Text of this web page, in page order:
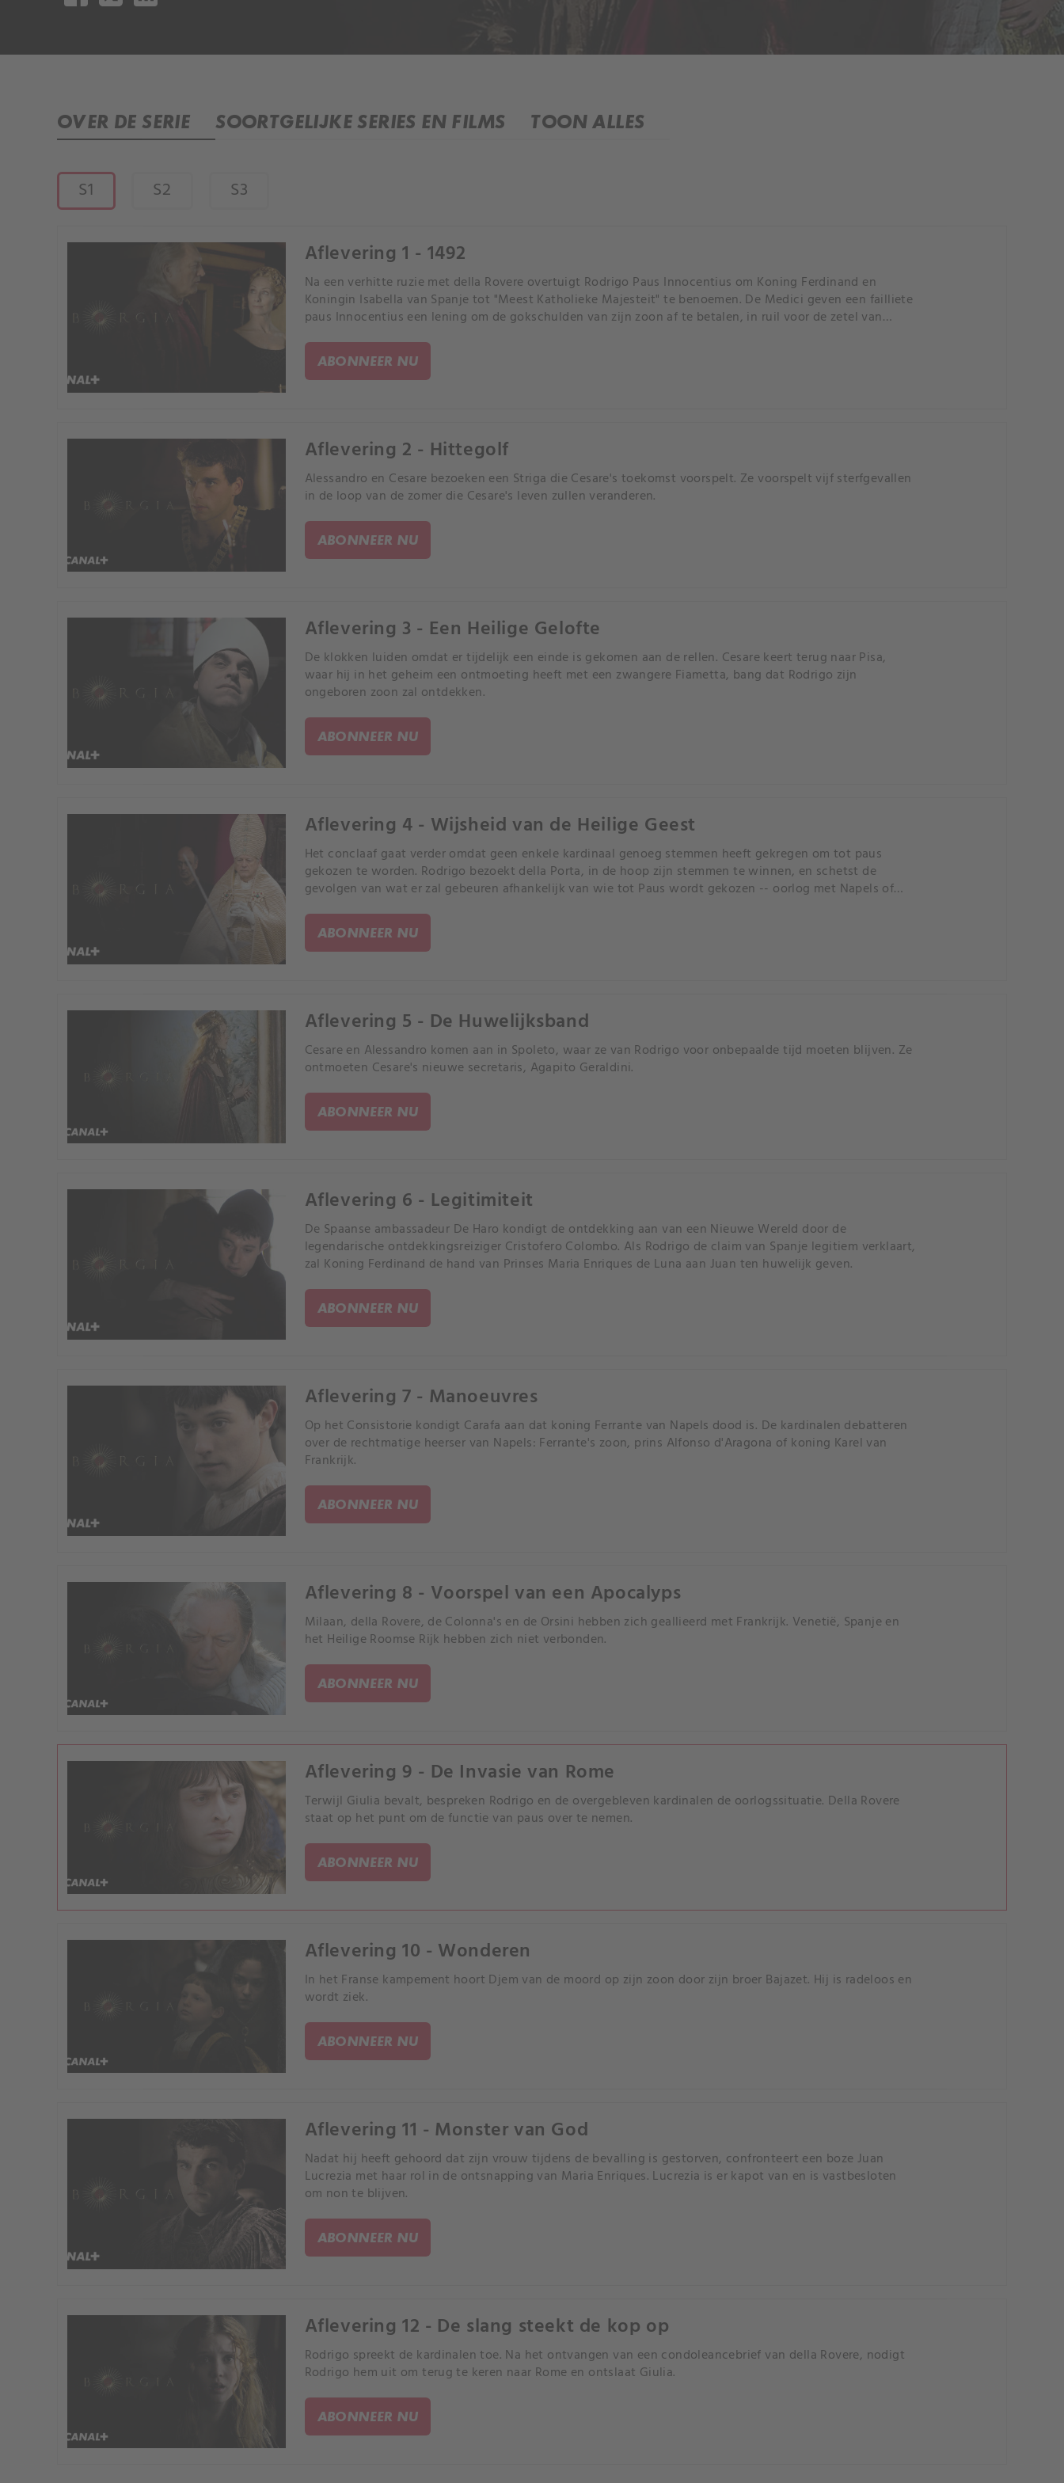
OVER DE SERIE SOORTGELIJKE SERIES EN FILMS TOON ALLES
S1 S2 S3
Aflevering 1 - 1492
Na een verhitte ruzie met della Rovere overtuigt Rodrigo Paus Innocentius om Koning Ferdinand en
Koningin Isabella van Spanje tot "Meest Katholieke Majesteit" te benoemen. De Medici geven een failliete
paus Innocentius een lening om de gokschulden van zijn zoon af te betalen, in ruil voor de zetel van
ABONNEER NU
Aflevering 2 - Hittegolf
Alessandro en Cesare bezoeken een Striga die Cesare's toekomst voorspelt. Ze voorspelt vijf sterfgevallen
in de loop van de zomer die Cesare's leven zullen veranderen.
ABONNEER NU
Aflevering 3 - Een Heilige Gelofte
De klokken luiden omdat er tijdelijk een einde is gekomen aan de rellen. Cesare keert terug naar Pisa,
waar hij in het geheim een ontmoeting heeft met een zwangere Fiametta, bang dat Rodrigo zijn
ongeboren zoon zal ontdekken.
ABONNEER NU
Aflevering 4 - Wijsheid van de Heilige Geest
Het conclaaf gaat verder omdat geen enkele kardinaal genoeg stemmen heeft gekregen om tot paus
gekozen te worden. Rodrigo bezoekt della Porta, in de hoop zijn stemmen te winnen, en schetst de
gevolgen van wat er zal gebeuren afhankelijk van wie tot Paus wordt gekozen -- oorlog met Napels of
ABONNEER NU
Aflevering 5 - De Huwelijksband
Cesare en Alessandro komen aan in Spoleto, waar ze van Rodrigo voor onbepaalde tijd moeten blijven. Ze
ontmoeten Cesare's nieuwe secretaris, Agapito Geraldini.
ABONNEER NU
Aflevering 6 - Legitimiteit
De Spaanse ambassadeur De Haro kondigt de ontdekking aan van een Nieuwe Wereld door de
legendarische ontdekkingsreiziger Cristofero Colombo. Als Rodrigo de claim van Spanje legitiem verklaart,
zal Koning Ferdinand de hand van Prinses Maria Enriques de Luna aan Juan ten huwelijk geven.
ABONNEER NU
Aflevering 7 - Manoeuvres
Op het Consistorie kondigt Carafa aan dat koning Ferrante van Napels dood is. De kardinalen debatteren
over de rechtmatige heerser van Napels: Ferrante's zoon, prins Alfonso d'Aragona of koning Karel van
Frankrijk.
ABONNEER NU
Aflevering 8 - Voorspel van een Apocalyps
Milaan, della Rovere, de Colonna's en de Orsini hebben zich geallieerd met Frankrijk. Venetië, Spanje en
het Heilige Roomse Rijk hebben zich niet verbonden.
ABONNEER NU
Aflevering 9 - De Invasie van Rome
Terwijl Giulia bevalt, bespreken Rodrigo en de overgebleven kardinalen de oorlogssituatie. Della Rovere
staat op het punt om de functie van paus over te nemen.
ABONNEER NU
Aflevering 10 - Wonderen
In het Franse kampement hoort Djem van de moord op zijn zoon door zijn broer Bajazet. Hij is radeloos en
wordt ziek.
ABONNEER NU
Aflevering 11 - Monster van God
Nadat hij heeft gehoord dat zijn vrouw tijdens de bevalling is gestorven, confronteert een boze Juan
Lucrezia met haar rol in de ontsnapping van Maria Enriques. Lucrezia is er kapot van en is vastbesloten
om non te blijven.
ABONNEER NU
Aflevering 12 - De slang steekt de kop op
Rodrigo spreekt de kardinalen toe. Na het ontvangen van een condoleancebrief van della Rovere, nodigt
Rodrigo hem uit om terug te keren naar Rome en ontslaat Giulia.
ABONNEER NU